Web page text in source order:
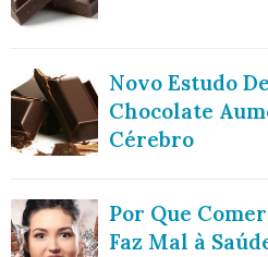
Novo Estudo
Chocolate
Cérebro
Por Que
Faz Mal à